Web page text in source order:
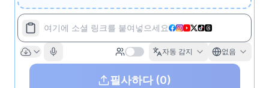
여기에 소셜 링크를 붙여넣으세요
자동 감지 없음
필사하다(0)